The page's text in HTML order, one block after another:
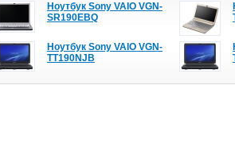
Ноутбук Sony VAIO VGN-
SR190EBQ
Ноутбук Sony VAIO VGN-
TT190NJB